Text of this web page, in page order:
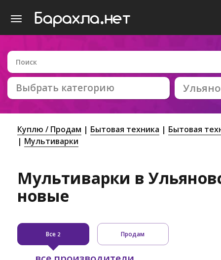
Выбрать категорию
Куплю / Продам Бытовая техника
Бытовая
Мультиварки
Мультиварки в
новые
Все 2 Продам